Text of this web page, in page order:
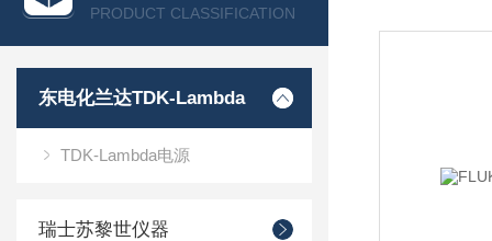
PRODUCT CLASSIFICATION
东电化兰达TDK-Lambda
TDK-Lambda电源
瑞士苏黎世仪器